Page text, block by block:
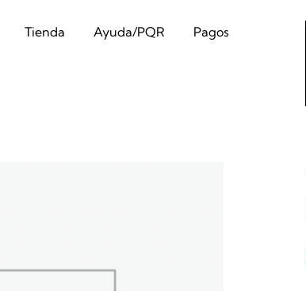
Tienda Ayuda/PQR Pagos